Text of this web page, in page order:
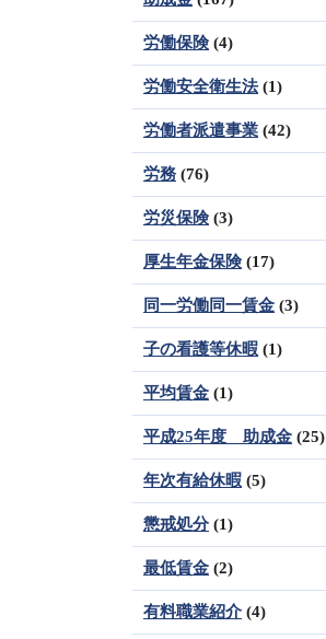
労働保険(4)
労働安全衛生法(1)
労働者派遣事業 (42)
労務 (76)
労災保険(3)
厚生年金保険(17)
同一労働同一賃金 (3)
子の看護等休暇 (1)
平均賃金 (1)
平成25年度 助成金 (25)
年次有給休暇 (5)
懲戒処分(1)
最低賃金 (2)
有料職業紹介(4)